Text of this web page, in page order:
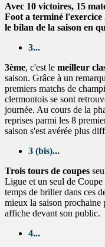
Avec 10 victoires, 15
Foot a terminé l'exercice
le bilan de la saison en
3...
3ème, c'est le meilleur
saison. Grâce à un
premiers matchs de
clermontois se sont
journée. Au cours de la
reprises parmi les 8
saison s'est avérée plus
3 (bis)...
Trois tours de coupes
Ligue et un seul de
temps de briller dans ces
mieux la saison prochaine
affiche devant son public.
4...